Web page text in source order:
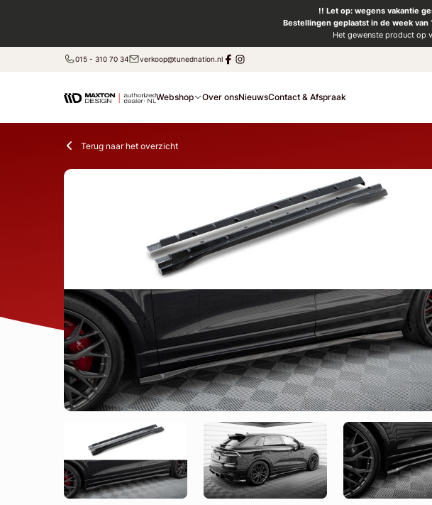
!! Let op: wegens vakantie
Bestellingen geplaatst in de week
Het gewenste product op
015 - 310 70 34 verkoop@tunednation.nl
Webshop Over onsNieuwsContact & Afspraak
Terug naar het overzicht